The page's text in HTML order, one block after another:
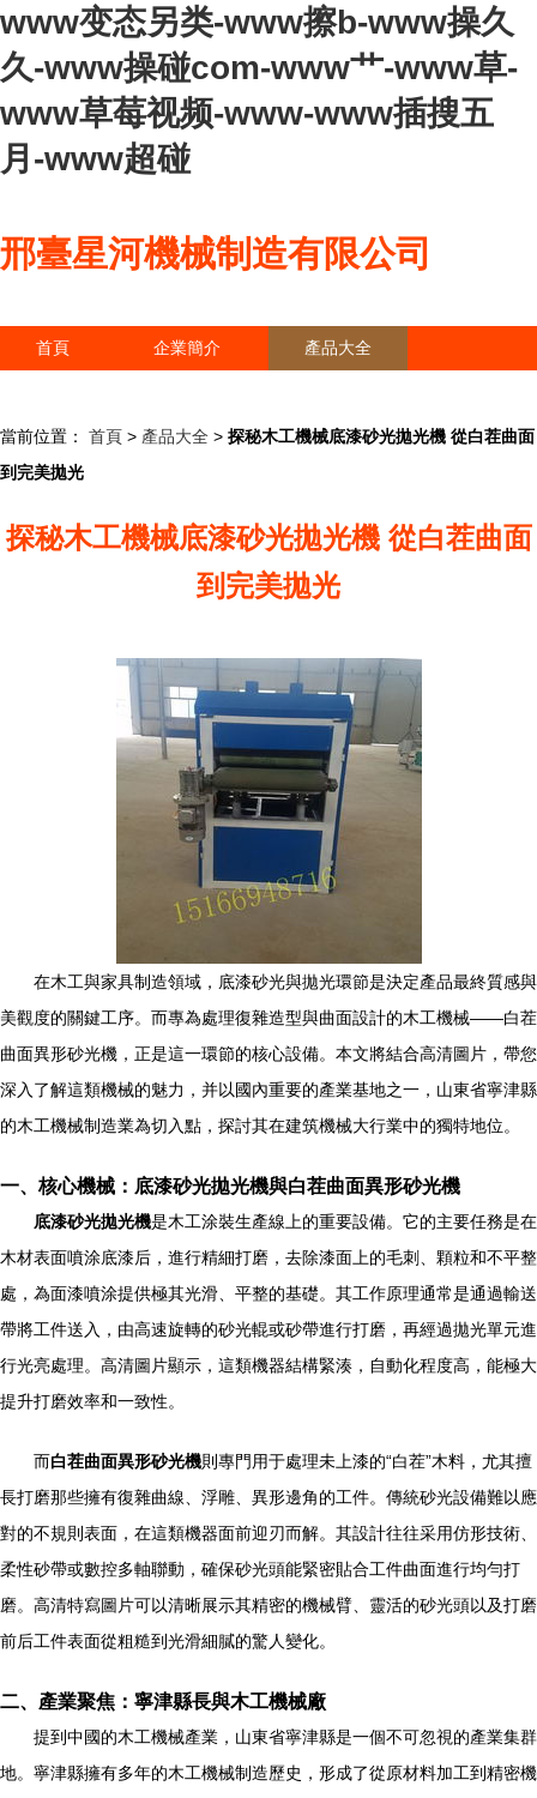
www变态另类-www擦b-www操久
久-www操碰com-www艹-www草-
www草莓视频-www-www插搜五
月-www超碰
邢臺星河機械制造有限公司
首頁 企業簡介 產品大全
當前位置： 首頁 > 產品大全 > 探秘木工機械底漆砂光拋光機 從白茬曲面
到完美拋光
探秘木工機械底漆砂光拋光機 從白茬曲面
到完美拋光
在木工與家具制造領域，底漆砂光與拋光環節是決定產品最終質感與
美觀度的關鍵工序。而專為處理復雜造型與曲面設計的木工機械——白茬
曲面異形砂光機，正是這一環節的核心設備。本文將結合高清圖片，帶您
深入了解這類機械的魅力，并以國內重要的產業基地之一，山東省寧津縣
的木工機械制造業為切入點，探討其在建筑機械大行業中的獨特地位。
一、核心機械：底漆砂光拋光機與白茬曲面異形砂光機
底漆砂光拋光機是木工涂裝生產線上的重要設備。它的主要任務是在
木材表面噴涂底漆后，進行精細打磨，去除漆面上的毛刺、顆粒和不平整
處，為面漆噴涂提供極其光滑、平整的基礎。其工作原理通常是通過輸送
帶將工件送入，由高速旋轉的砂光輥或砂帶進行打磨，再經過拋光單元進
行光亮處理。高清圖片顯示，這類機器結構緊湊，自動化程度高，能極大
提升打磨效率和一致性。
而白茬曲面異形砂光機則專門用于處理未上漆的“白茬”木料，尤其擅
長打磨那些擁有復雜曲線、浮雕、異形邊角的工件。傳統砂光設備難以應
對的不規則表面，在這類機器面前迎刃而解。其設計往往采用仿形技術、
柔性砂帶或數控多軸聯動，確保砂光頭能緊密貼合工件曲面進行均勻打
磨。高清特寫圖片可以清晰展示其精密的機械臂、靈活的砂光頭以及打磨
前后工件表面從粗糙到光滑細膩的驚人變化。
二、產業聚焦：寧津縣長與木工機械廠
提到中國的木工機械產業，山東省寧津縣是一個不可忽視的產業集群
地。寧津縣擁有多年的木工機械制造歷史，形成了從原材料加工到精密機